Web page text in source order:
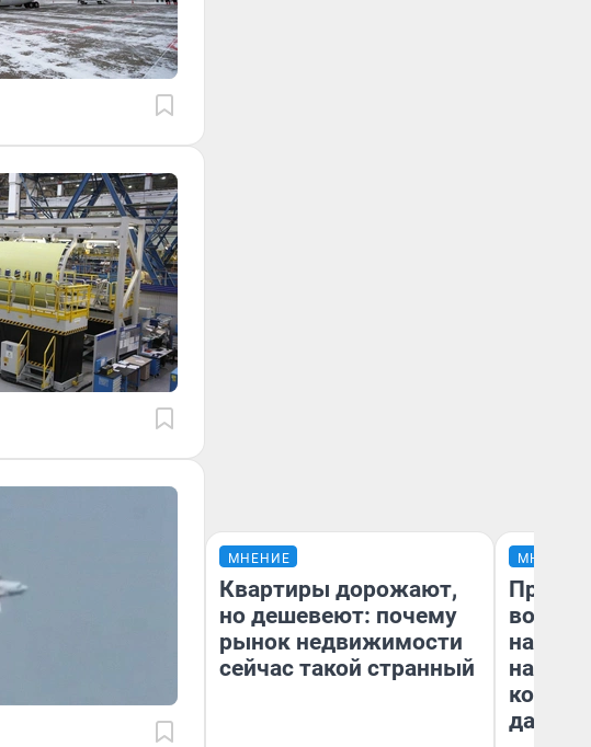
МНЕНИЕ
Квартиры дорожают,
но дешевеют: почему
рынок недвижимости
сейчас такой странный
МНЕНИЕ
нам
даже